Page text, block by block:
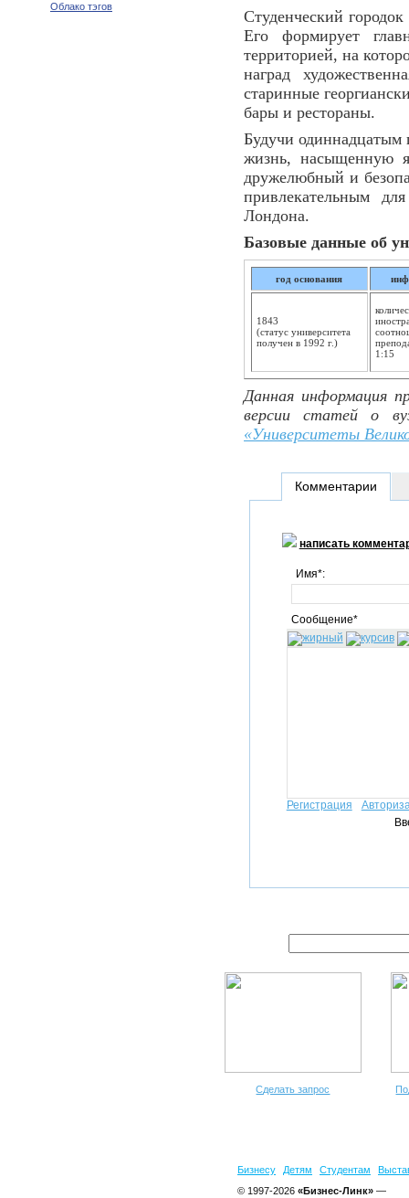
Облако тэгов
Студенческий
Его формирует
территорией, на
наград
старинные
бары и рестораны.
Будучи одиннадцатым
жизнь, насыщенную
дружелюбный и
привлекательным
Лондона.
Базовые данные об
год основания
1843
(статус университета
получен в 1992 г.)
1:15
Данная информация
версии статей о
«Университеты
Комментарии
написать
Имя*:
Сообщение*
Регистрация
Сделать запрос
Бизнесу Детям Студентам
© 1997-2026 «Бизнес-Линк» —